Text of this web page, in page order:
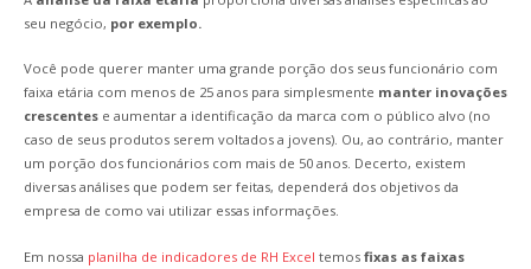
seu negócio, por exemplo.
Você pode querer manter uma grande porção dos seus funcionário com
faixa etária com menos de 25 anos para simplesmente manter inovações
crescentes e aumentar a identificação da marca com o público alvo (no
caso de seus produtos serem voltados a jovens). Ou, ao contrário, manter
um porção dos funcionários com mais de 50 anos. Decerto, existem
diversas análises que podem ser feitas, dependerá dos objetivos da
empresa de como vai utilizar essas informações.
Em nossa planilha de indicadores de RH Excel temos fixas as faixas